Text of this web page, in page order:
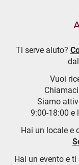
Ti serve aiuto?
Vuoi
Siamo
9:00-18:00 e
Hai un locale e
Hai un evento e